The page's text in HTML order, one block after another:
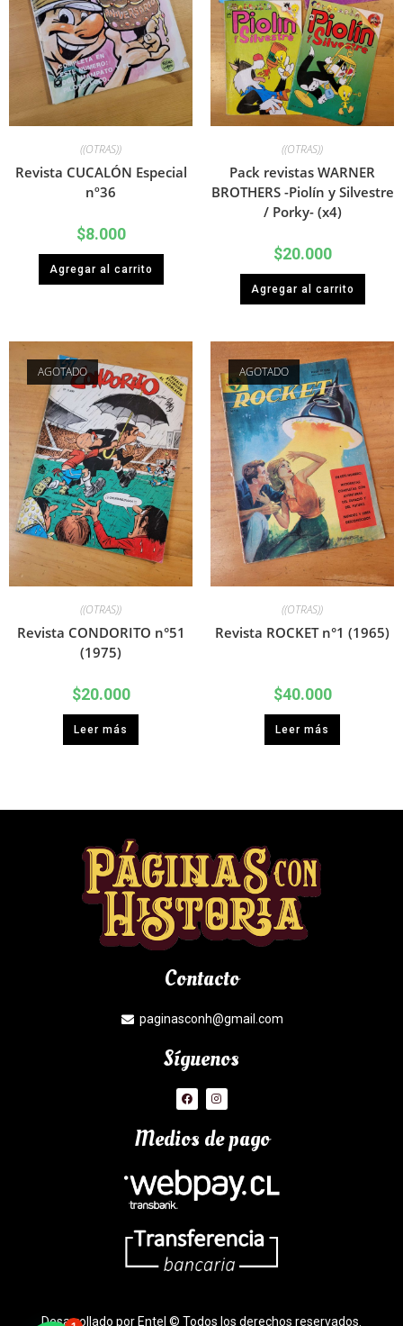
((OTRAS))
Revista CUCALÓN Especial
nº36
$8.000
Agregar al carrito
((OTRAS))
Pack revistas WARNER
BROTHERS -Piolín y Silvestre
/ Porky- (x4)
$20.000
Agregar al carrito
AGOTADO
((OTRAS))
Revista CONDORITO n°51
(1975)
$20.000
Leer más
AGOTADO
((OTRAS))
Revista ROCKET n°1 (1965)
$40.000
Leer más
Contacto
paginasconh@gmail.com
Síguenos
Medios de pago
Desarrollado por Entel © Todos los derechos reservados.